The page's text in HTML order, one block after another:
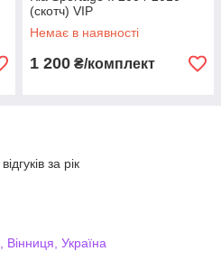
(скотч) VIP
Немає в наявності
1 200 ₴/комплект
за рік
Україна